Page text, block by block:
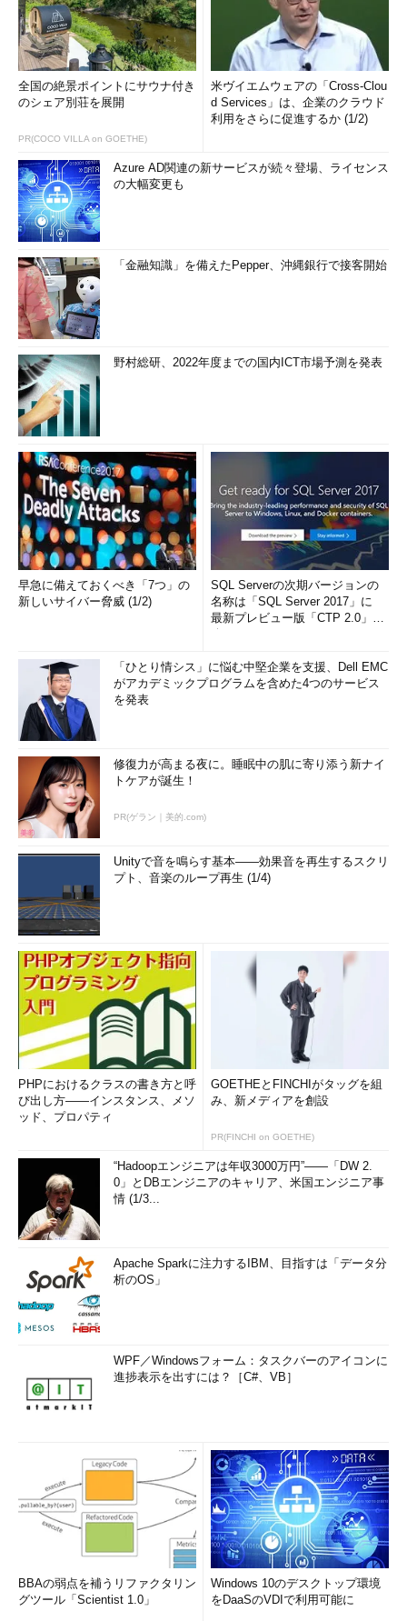
全国の絶景ポイントにサウナ付き
のシェア別荘を展開
PR(COCO VILLA on GOETHE)
米ヴイエムウェアの「Cross-Clou
d Services」は、企業のクラウド
利用をさらに促進するか (1/2)
Azure AD関連の新サービスが続々登場、ライセンス
の大幅変更も
「金融知識」を備えたPepper、沖縄銀行で接客開始
野村総研、2022年度までの国内ICT市場予測を発表
早急に備えておくべき「7つ」の
新しいサイバー脅威 (1/2)
SQL Serverの次期バージョンの
名称は「SQL Server 2017」に
最新プレビュー版「CTP 2.0」を
「ひとり情シス」に悩む中堅企業を支援、Dell EMC
がアカデミックプログラムを含めた4つのサービス
を発表
修復力が高まる夜に。睡眠中の肌に寄り添う新ナイ
トケアが誕生！
PR(ゲラン｜美的.com)
Unityで音を鳴らす基本――効果音を再生するスクリ
プト、音楽のループ再生 (1/4)
PHPにおけるクラスの書き方と呼
び出し方――インスタンス、メソ
ッド、プロパティ
GOETHEとFINCHIがタッグを組
み、新メディアを創設
PR(FINCHI on GOETHE)
“Hadoopエンジニアは年収3000万円”――「DW 2.
0」とDBエンジニアのキャリア、米国エンジニア事
情 (1/3...
Apache Sparkに注力するIBM、目指すは「データ分
析のOS」
WPF／Windowsフォーム：タスクバーのアイコンに
進捗表示を出すには？［C#、VB］
BBAの弱点を補うリファクタリン
グツール「Scientist 1.0」
Windows 10のデスクトップ環境
をDaaSのVDIで利用可能に